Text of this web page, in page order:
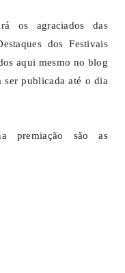
os agraciados das
dos Festivais
aqui mesmo no blog
ser publicada até o dia
premiação são as